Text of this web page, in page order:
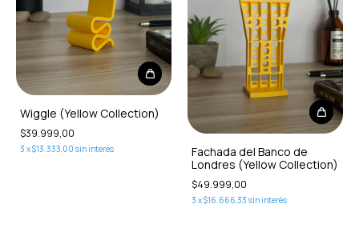
Wiggle (Yellow Collection)
$39.999,00
3 x$13.333,00 sin interés
Fachada del Banco de
Londres (Yellow Collection)
$49.999,00
3 x$16.666,33 sin interés